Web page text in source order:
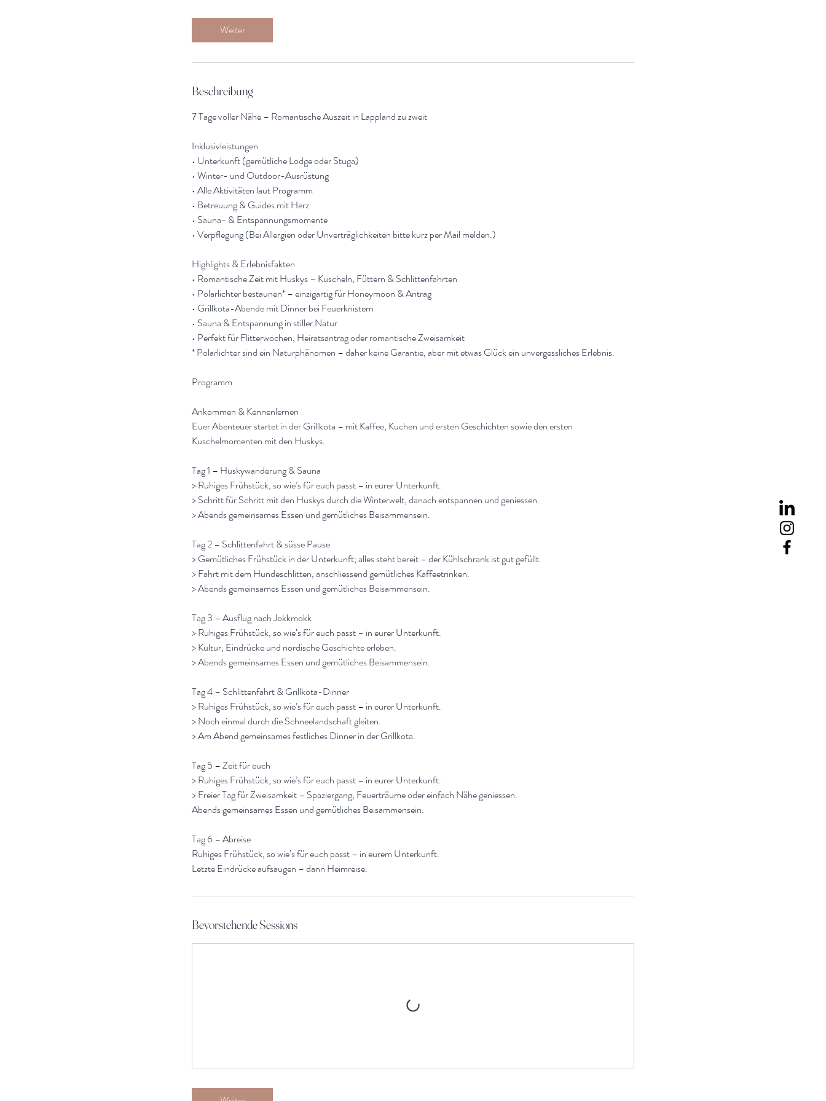
Weiter
Beschreibung
7 Tage voller Nähe – Romantische Auszeit in Lappland zu zweit
Inklusivleistungen
• Unterkunft (gemütliche Lodge oder Stuga)
• Winter- und Outdoor-Ausrüstung
• Alle Aktivitäten laut Programm
• Betreuung & Guides mit Herz
• Sauna- & Entspannungsmomente
• Verpflegung (Bei Allergien oder Unverträglichkeiten bitte kurz per Mail melden.)
Highlights & Erlebnisfakten
• Romantische Zeit mit Huskys – Kuscheln, Füttern & Schlittenfahrten
• Polarlichter bestaunen* – einzigartig für Honeymoon & Antrag
• Grillkota-Abende mit Dinner bei Feuerknistern
• Sauna & Entspannung in stiller Natur
• Perfekt für Flitterwochen, Heiratsantrag oder romantische Zweisamkeit
* Polarlichter sind ein Naturphänomen – daher keine Garantie, aber mit etwas Glück ein unvergessliches Erlebnis.
Programm
Ankommen & Kennenlernen
Euer Abenteuer startet in der Grillkota – mit Kaffee, Kuchen und ersten Geschichten sowie den ersten
Kuschelmomenten mit den Huskys.
Tag 1 – Huskywanderung & Sauna
> Ruhiges Frühstück, so wie’s für euch passt – in eurer Unterkunft.
> Schritt für Schritt mit den Huskys durch die Winterwelt, danach entspannen und geniessen.
> Abends gemeinsames Essen und gemütliches Beisammensein.
Tag 2 – Schlittenfahrt & süsse Pause
> Gemütliches Frühstück in der Unterkunft; alles steht bereit – der Kühlschrank ist gut gefüllt.
> Fahrt mit dem Hundeschlitten, anschliessend gemütliches Kaffeetrinken.
> Abends gemeinsames Essen und gemütliches Beisammensein.
Tag 3 – Ausflug nach Jokkmokk
> Ruhiges Frühstück, so wie’s für euch passt – in eurer Unterkunft.
> Kultur, Eindrücke und nordische Geschichte erleben.
> Abends gemeinsames Essen und gemütliches Beisammensein.
Tag 4 – Schlittenfahrt & Grillkota-Dinner
> Ruhiges Frühstück, so wie’s für euch passt – in eurer Unterkunft.
> Noch einmal durch die Schneelandschaft gleiten.
> Am Abend gemeinsames festliches Dinner in der Grillkota.
Tag 5 – Zeit für euch
> Ruhiges Frühstück, so wie’s für euch passt – in eurer Unterkunft.
> Freier Tag für Zweisamkeit – Spaziergang, Feuerträume oder einfach Nähe geniessen.
Abends gemeinsames Essen und gemütliches Beisammensein.
Tag 6 – Abreise
Ruhiges Frühstück, so wie’s für euch passt – in eurem Unterkunft.
Letzte Eindrücke aufsaugen – dann Heimreise.
Bevorstehende Sessions